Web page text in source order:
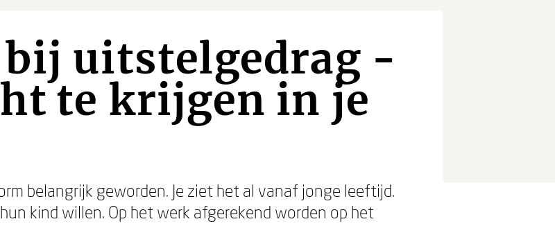
uitstelgedrag -
te krijgen in je
belangrijk geworden. Je ziet het al vanaf jonge leeftijd.
kind willen. Op het werk afgerekend worden op het